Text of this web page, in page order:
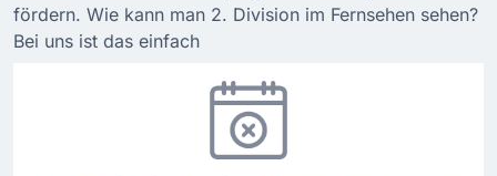
fördern. Wie kann man 2. Division im Fernsehen sehen?
Bei uns ist das einfach